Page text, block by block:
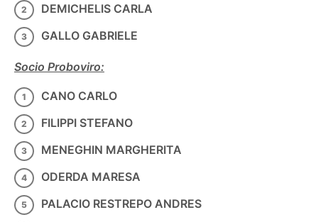
DEMICHELIS CARLA
GALLO GABRIELE
Socio Proboviro:
CANO CARLO
FILIPPI STEFANO
MENEGHIN MARGHERITA
ODERDA MARESA
PALACIO RESTREPO ANDRES